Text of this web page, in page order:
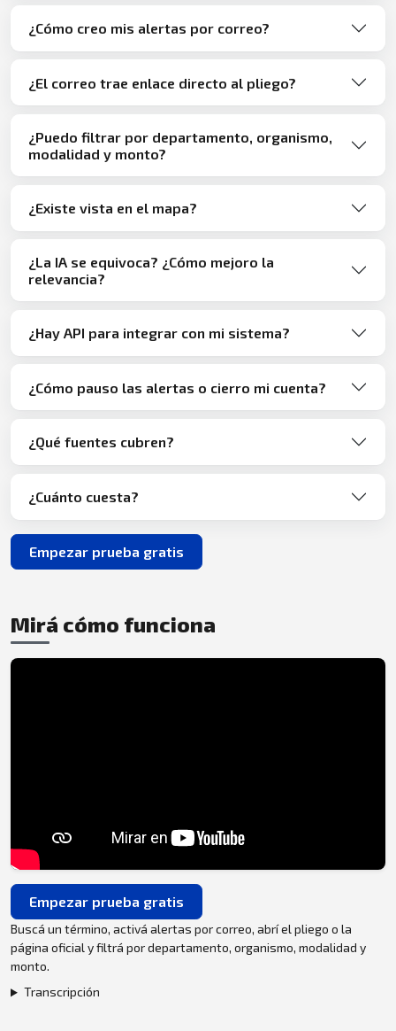
¿Cómo creo mis alertas por correo?
¿El correo trae enlace directo al pliego?
¿Puedo filtrar por departamento, organismo,
modalidad y monto?
¿Existe vista en el mapa?
¿La IA se equivoca? ¿Cómo mejoro la
relevancia?
¿Hay API para integrar con mi sistema?
¿Cómo pauso las alertas o cierro mi cuenta?
¿Qué fuentes cubren?
¿Cuánto cuesta?
Empezar prueba gratis
Mirá cómo funciona
Empezar prueba gratis
Buscá un término, activá alertas por correo, abrí el pliego o la
página oficial y filtrá por departamento, organismo, modalidad y
monto.
Transcripción